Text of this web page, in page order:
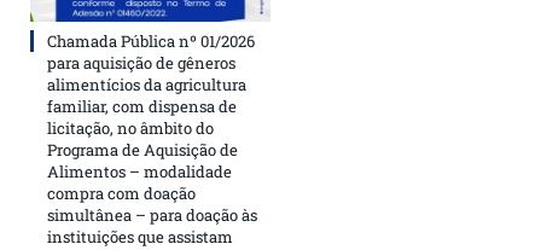
Chamada Pública nº 01/2026
para aquisição de gêneros
alimentícios da agricultura
familiar, com dispensa de
licitação, no âmbito do
Programa de Aquisição de
Alimentos – modalidade
compra com doação
simultânea – para doação às
instituições que assistam